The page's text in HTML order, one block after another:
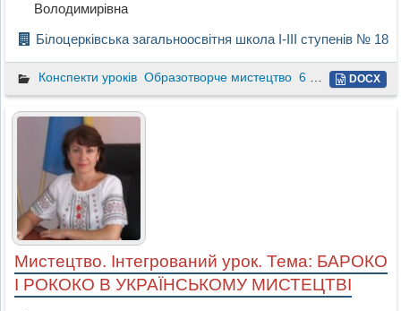
Володимирівна
Білоцерківська загальноосвітня школа І-ІІІ ступенів № 18
Конспекти уроків Образотворче мистецтво 6 клас DOCX
Мистецтво. Інтегрований урок. Тема: БАРОКО
І РОКОКО В УКРАЇНСЬКОМУ МИСТЕЦТВІ